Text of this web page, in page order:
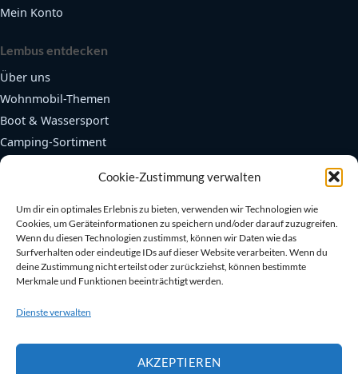
Cookie-Zustimmung verwalten
Um dir ein optimales Erlebnis zu bieten, verwenden wir Technologien wie
Cookies, um Geräteinformationen zu speichern und/oder darauf zuzugreifen.
Wenn du diesen Technologien zustimmst, können wir Daten wie das
Surfverhalten oder eindeutige IDs auf dieser Website verarbeiten. Wenn du
deine Zustimmung nicht erteilst oder zurückziehst, können bestimmte
Merkmale und Funktionen beeinträchtigt werden.
Dienste verwalten
AKZEPTIEREN
Mein Konto
Lembus entdecken
Über uns
Wohnmobil-Themen
Boot & Wassersport
Camping-Sortiment
Fendertex Fender
Autarkie & Elektrik
Kühlen & Heizen
Sanitär & Toiletten
Bootszubehör